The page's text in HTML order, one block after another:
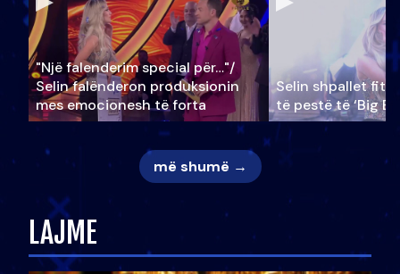
"Një falenderim special për…"/
Selin falënderon produksionin
mes emocionesh të forta
Selin shpallet
të pestë të ‘Big
më shumë →
LAJME